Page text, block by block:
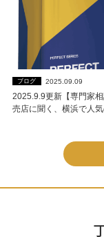
ブログ 2025.09.09
2025.9.9更新【専門家
売店に聞く、横浜で人